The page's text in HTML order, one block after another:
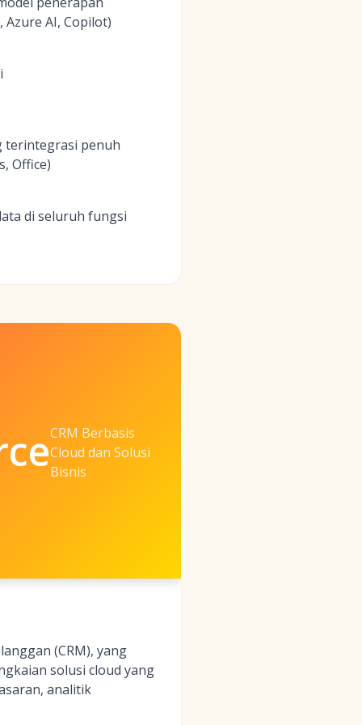
AI, Copilot)
terintegrasi penuh
Office)
di seluruh fungsi
CRM Berbasis
Cloud dan Solusi
Bisnis
(CRM), yang
solusi cloud yang
analitik